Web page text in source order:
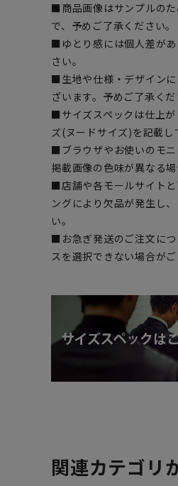
■商品画像はサンプルの
で、予めご了承ください。
■ゆとり感には個人差が
さい。
■生地や仕様・デザイン
ざいます。予めご了承くだ
■サイズスペックは仕上
ズ(ヌードサイズ)を記載し
■ブラウザやお使いのモ
掲載画像の色味が異なる場
■店舗や各モールサイト
ングにより欠品が発生し
い。
■お急ぎ発送のご注文に
スを選択できない場合がご
関連カテゴリ